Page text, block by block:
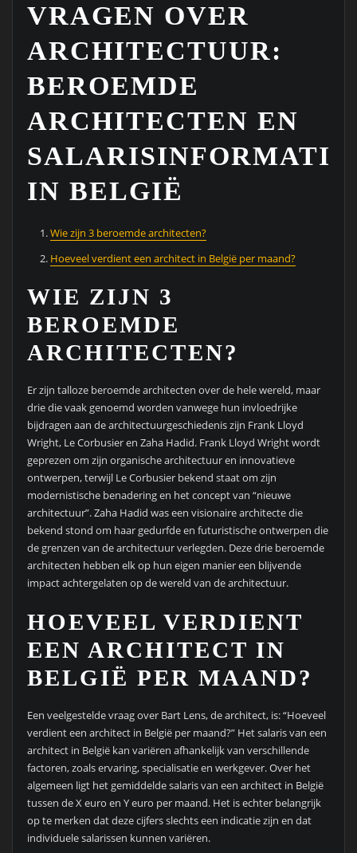
VRAGEN OVER
ARCHITECTUUR:
BEROEMDE
ARCHITECTEN EN
SALARISINFORMATIE
IN BELGIË
Wie zijn 3 beroemde architecten?
Hoeveel verdient een architect in België per maand?
WIE ZIJN 3
BEROEMDE
ARCHITECTEN?
Er zijn talloze beroemde architecten over de hele wereld, maar
drie die vaak genoemd worden vanwege hun invloedrijke
bijdragen aan de architectuurgeschiedenis zijn Frank Lloyd
Wright, Le Corbusier en Zaha Hadid. Frank Lloyd Wright wordt
geprezen om zijn organische architectuur en innovatieve
ontwerpen, terwijl Le Corbusier bekend staat om zijn
modernistische benadering en het concept van “nieuwe
architectuur”. Zaha Hadid was een visionaire architecte die
bekend stond om haar gedurfde en futuristische ontwerpen die
de grenzen van de architectuur verlegden. Deze drie beroemde
architecten hebben elk op hun eigen manier een blijvende
impact achtergelaten op de wereld van de architectuur.
HOEVEEL VERDIENT
EEN ARCHITECT IN
BELGIË PER MAAND?
Een veelgestelde vraag over Bart Lens, de architect, is: “Hoeveel
verdient een architect in België per maand?” Het salaris van een
architect in België kan variëren afhankelijk van verschillende
factoren, zoals ervaring, specialisatie en werkgever. Over het
algemeen ligt het gemiddelde salaris van een architect in België
tussen de X euro en Y euro per maand. Het is echter belangrijk
op te merken dat deze cijfers slechts een indicatie zijn en dat
individuele salarissen kunnen variëren.